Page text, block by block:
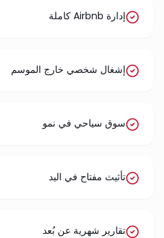
إدارة Airbnb كاملة
إشغال شخصي خارج الموسم
سوق سياحي في نمو
تأثيث مفتاح في اليد
تقارير شهرية عن بُعد